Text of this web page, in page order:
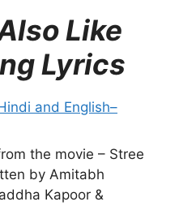
Like
Lyrics
and English–
the movie – Stree
by Amitabh
Kapoor &